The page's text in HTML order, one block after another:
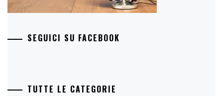
SEGUICI SU FACEBOOK
TUTTE LE CATEGORIE